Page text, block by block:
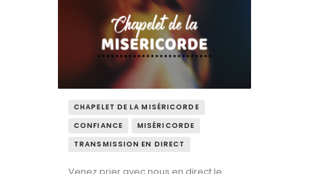
CHAPELET DE LA MISÉRICORDE
CONFIANCE
MISÉRICORDE
TRANSMISSION EN DIRECT
Venez prier avec nous en direct le